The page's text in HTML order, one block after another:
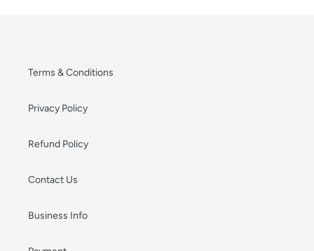
Terms & Conditions
Privacy Policy
Refund Policy
Contact Us
Business Info